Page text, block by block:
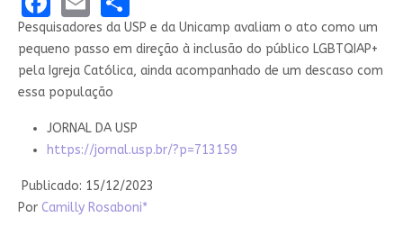
Pesquisadores da USP e da Unicamp avaliam o ato como um
pequeno passo em direção à inclusão do público LGBTQIAP+
pela Igreja Católica, ainda acompanhado de um descaso com
essa população
JORNAL DA USP
https://jornal.usp.br/?p=713159
Publicado: 15/12/2023
Por Camilly Rosaboni*